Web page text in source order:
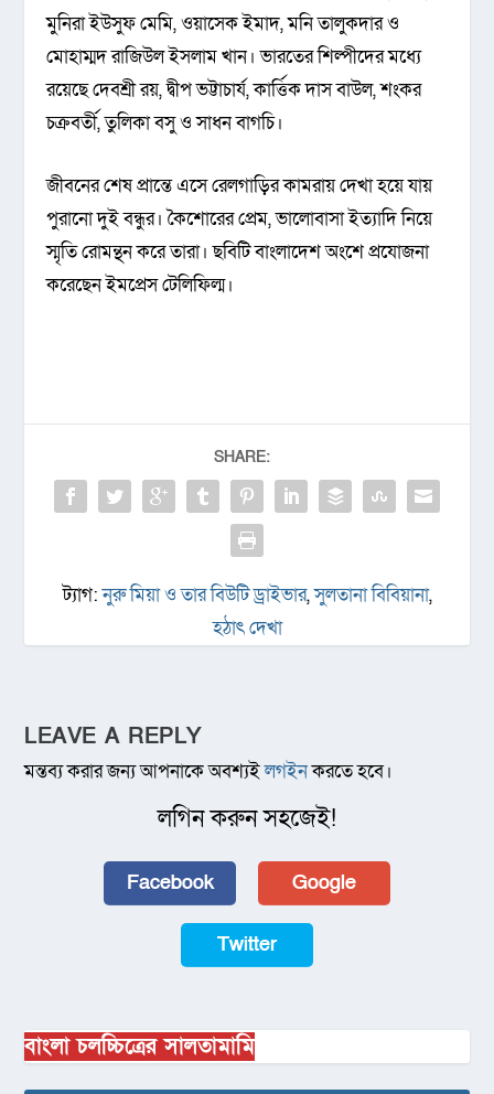
মুনিরা ইউসুফ মেমি, ওয়াসেক ইমাদ, মনি তালুকদার ও
মোহাম্মদ রাজিউল ইসলাম খান। ভারতের শিল্পীদের মধ্যে
রয়েছে দেবশ্রী রয়, দ্বীপ ভট্টাচার্য, কার্ত্তিক দাস বাউল, শংকর
চক্রবর্তী, তুলিকা বসু ও সাধন বাগচি।
জীবনের শেষ প্রান্তে এসে রেলগাড়ির কামরায় দেখা হয়ে যায়
পুরানো দুই বন্ধুর। কৈশোরের প্রেম, ভালোবাসা ইত্যাদি নিয়ে
স্মৃতি রোমন্থন করে তারা। ছবিটি বাংলাদেশ অংশে প্রযোজনা
করেছেন ইমপ্রেস টেলিফিল্ম।
SHARE:
ট্যাগ:নুরু মিয়া ও তার বিউটি ড্রাইভার,সুলতানা বিবিয়ানা,
হঠাৎ দেখা
LEAVE A REPLY
মন্তব্য করার জন্য আপনাকে অবশ্যইলগইনকরতে হবে।
লগিন করুন সহজেই!
Facebook Google
Twitter
বাংলা চলচ্চিত্রের সালতামামি